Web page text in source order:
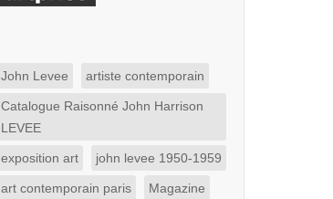
John Levee artiste contemporain
Catalogue Raisonné John Harrison
LEVEE
exposition art john levee 1950-1959
art contemporain paris Magazine